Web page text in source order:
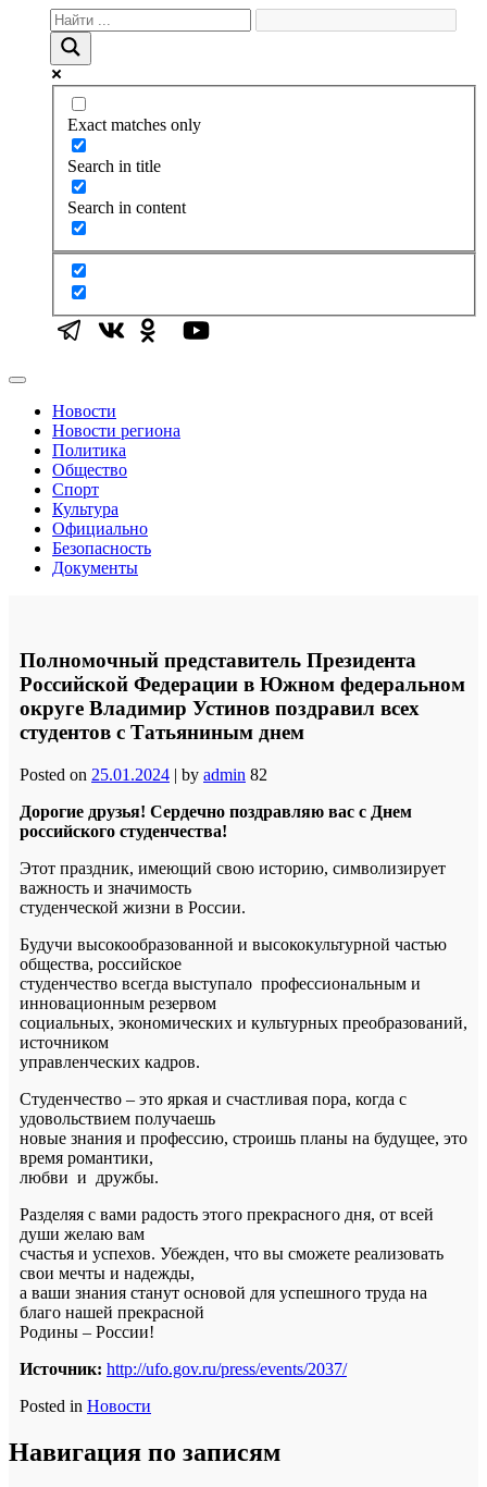
Exact matches only
Search in title
Search in content
Новости
Новости региона
Политика
Общество
Спорт
Культура
Официально
Безопасность
Документы
Полномочный представитель Президента
Российской Федерации в Южном федеральном
округе Владимир Устинов поздравил всех
студентов с Татьяниным днем
Posted on 25.01.2024 | by admin 82
Дорогие друзья! Сердечно поздравляю вас с Днем
российского студенчества!
Этот праздник, имеющий свою историю, символизирует
важность и значимость
студенческой жизни в России.
Будучи высокообразованной и высококультурной частью
общества, российское
студенчество всегда выступало профессиональным и
инновационным резервом
социальных, экономических и культурных преобразований,
источником
управленческих кадров.
Студенчество – это яркая и счастливая пора, когда с
удовольствием получаешь
новые знания и профессию, строишь планы на будущее, это
время романтики,
любви и дружбы.
Разделяя с вами радость этого прекрасного дня, от всей
души желаю вам
счастья и успехов. Убежден, что вы сможете реализовать
свои мечты и надежды,
а ваши знания станут основой для успешного труда на
благо нашей прекрасной
Родины – России!
Источник: http://ufo.gov.ru/press/events/2037/
Posted in Новости
Навигация по записям